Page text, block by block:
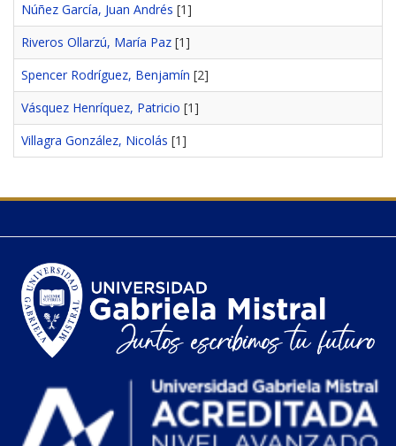
Núñez García, Juan Andrés [1]
Riveros Ollarzú, María Paz [1]
Spencer Rodríguez, Benjamín [2]
Vásquez Henríquez, Patricio [1]
Villagra González, Nicolás [1]